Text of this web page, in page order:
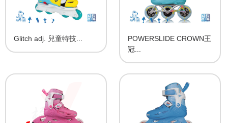
Glitch adj. 兒童特技...
POWERSLIDE CROWN王
冠...